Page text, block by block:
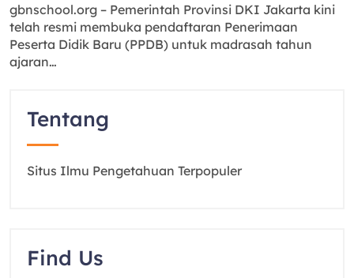
gbnschool.org – Pemerintah Provinsi DKI Jakarta kini
telah resmi membuka pendaftaran Penerimaan
Peserta Didik Baru (PPDB) untuk madrasah tahun
ajaran…
Tentang
Situs Ilmu Pengetahuan Terpopuler
Find Us